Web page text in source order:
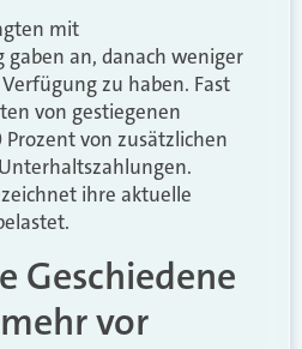
mit
gaben an, danach weniger
zu haben. Fast
von gestiegenen
von zusätzlichen
ihre aktuelle
Geschiedene
vor